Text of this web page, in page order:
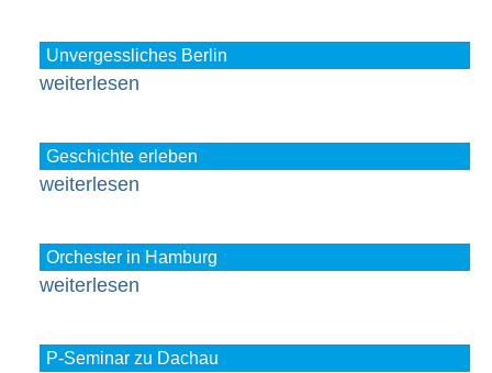
Unvergessliches Berlin
weiterlesen
Geschichte erleben
weiterlesen
Orchester in Hamburg
weiterlesen
P-Seminar zu Dachau